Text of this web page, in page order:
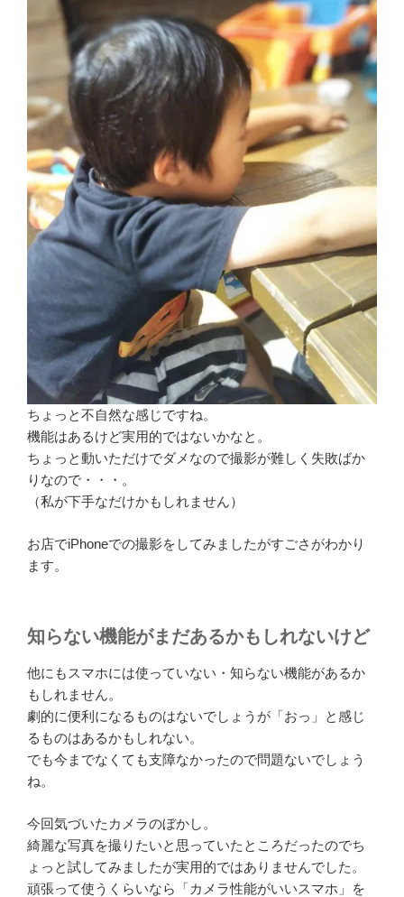
ちょっと不自然な感じですね。
機能はあるけど実用的ではないかなと。
ちょっと動いただけでダメなので撮影が難しく失敗ばか
りなので・・・。
（私が下手なだけかもしれません）
お店でiPhoneでの撮影をしてみましたがすごさがわかり
ます。
知らない機能がまだあるかもしれないけど
他にもスマホには使っていない・知らない機能があるか
もしれません。
劇的に便利になるものはないでしょうが「おっ」と感じ
るものはあるかもしれない。
でも今までなくても支障なかったので問題ないでしょう
ね。
今回気づいたカメラのぼかし。
綺麗な写真を撮りたいと思っていたところだったのでち
ょっと試してみましたが実用的ではありませんでした。
頑張って使うくらいなら「カメラ性能がいいスマホ」を